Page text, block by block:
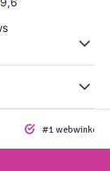
#1 webwinkel